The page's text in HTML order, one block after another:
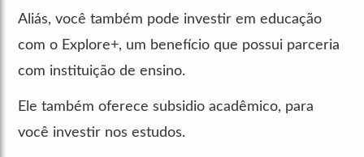
Aliás, você também pode investir em educação
com o Explore+, um benefício que possui parceria
com instituição de ensino.
Ele também oferece subsidio acadêmico, para
você investir nos estudos.